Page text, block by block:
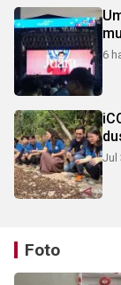
6
Jul
Foto